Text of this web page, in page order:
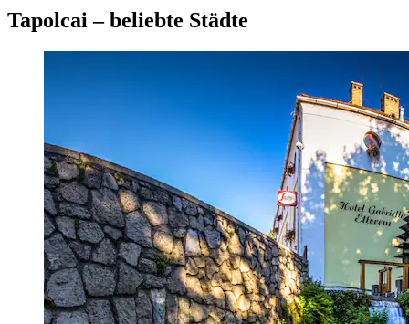
Tapolcai – beliebte Städte